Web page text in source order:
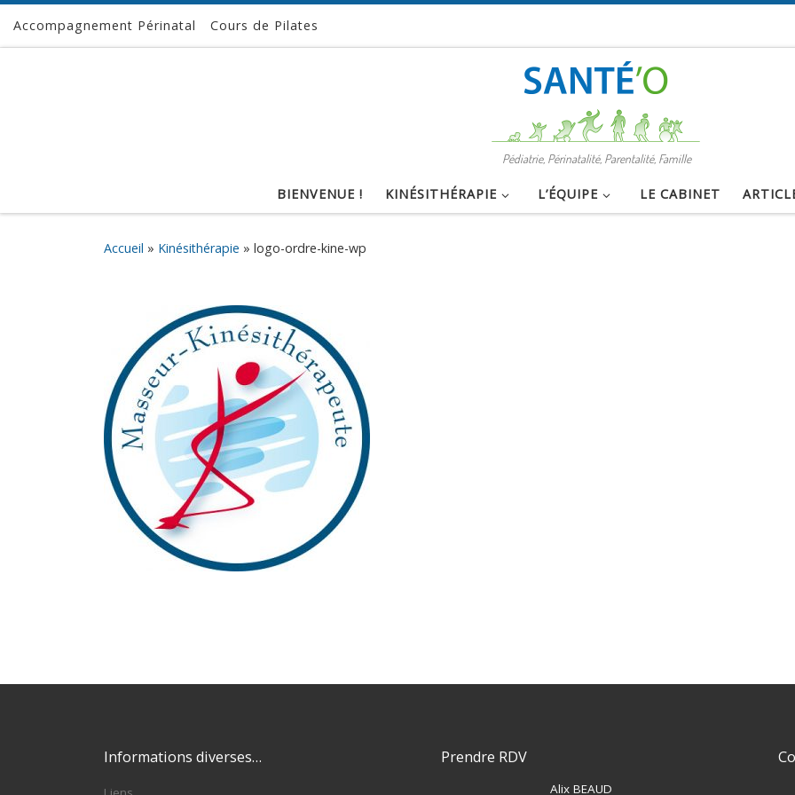
Passer au contenu
Accompagnement Périnatal Cours de Pilates
Pédiatrie, Périnatalité, Parentalité, Famille
BIENVENUE ! KINÉSITHÉRAPIE L’ÉQUIPE LE CABINET
Accueil » Kinésithérapie » logo-ordre-kine-wp
Informations diverses… Prendre RDV
Alix BEAUD